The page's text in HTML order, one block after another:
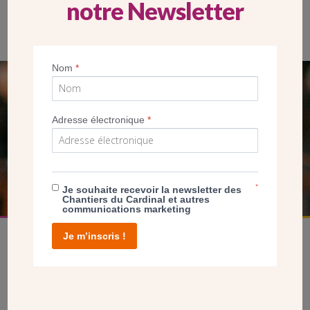
SEUL VOTRE DON
NOUS PERMET D’AGIR
FAIRE UN DON
notre Newsletter
Nom*
Adresse électronique*
Je souhaite recevoir la newsletter des
Chantiers du Cardinal et autres
communications marketing
*
Je m’inscris !